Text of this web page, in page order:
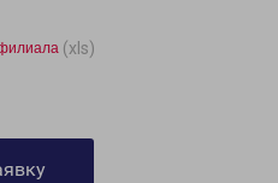
(xls)